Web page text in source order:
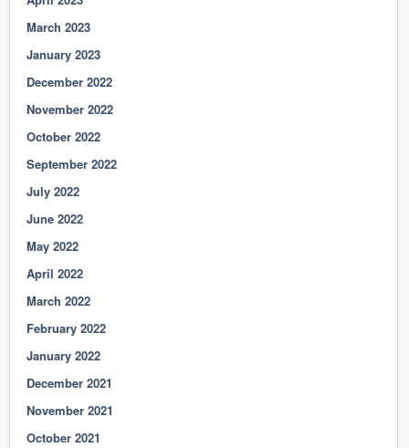
March 2023
January 2023
December 2022
November 2022
October 2022
September 2022
July 2022
June 2022
May 2022
April 2022
March 2022
February 2022
January 2022
December 2021
November 2021
October 2021